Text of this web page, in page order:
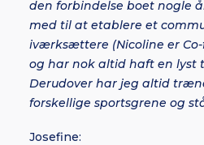
den forbindelse boet nogle
med til at etablere et
iværksættere (Nicoline er
og har nok altid haft en lyst
Derudover har jeg altid
forskellige sportsgrene og
Josefine: